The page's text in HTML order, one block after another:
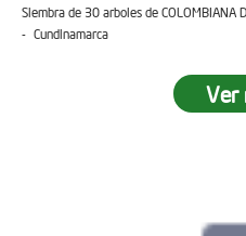
Siembra de 30 arboles de COLOMBIANA
- Cundinamarca
Ver